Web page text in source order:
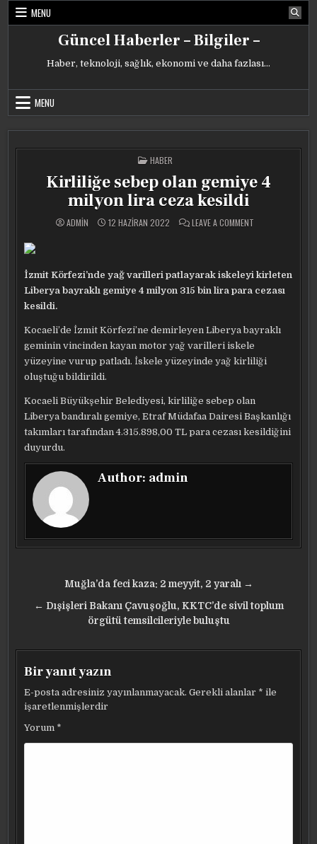
Skip
MENU
Güncel Haberler – Bilgiler –
Haber, teknoloji, sağlık, ekonomi ve daha fazlası…
MENU
POSTED
IN
HABER
Kirliliğe sebep olan gemiye 4
milyon lira ceza kesildi
ADMIN 12 HAZIRAN 2022 LEAVE A COMMENT
MILYON
LIRA
CEZA
İzmit Körfezi’nde yağ varilleri patlayarak iskeleyi kirleten
Liberya bayraklı gemiye 4 milyon 315 bin lira para cezası
kesildi.
Kocaeli’de İzmit Körfezi’ne demirleyen Liberya bayraklı
geminin vincinden kayan motor yağ varilleri iskele
yüzeyine vurup patladı. İskele yüzeyinde yağ kirliliği
oluştuğu bildirildi.
Kocaeli Büyükşehir Belediyesi, kirliliğe sebep olan
Liberya bandıralı gemiye, Etraf Müdafaa Dairesi Başkanlığı
takımları tarafından 4.315.898,00 TL para cezası kesildiğini
duyurdu.
Author: admin
gezinmesi
Muğla’da feci kaza: 2 meyyit, 2 yaralı →
← Dışişleri Bakanı Çavuşoğlu, KKTC’de sivil toplum
örgütü temsilcileriyle buluştu
Bir yanıt yazın
E-posta adresiniz yayınlanmayacak. Gerekli alanlar * ile
işaretlenmişlerdir
Yorum *